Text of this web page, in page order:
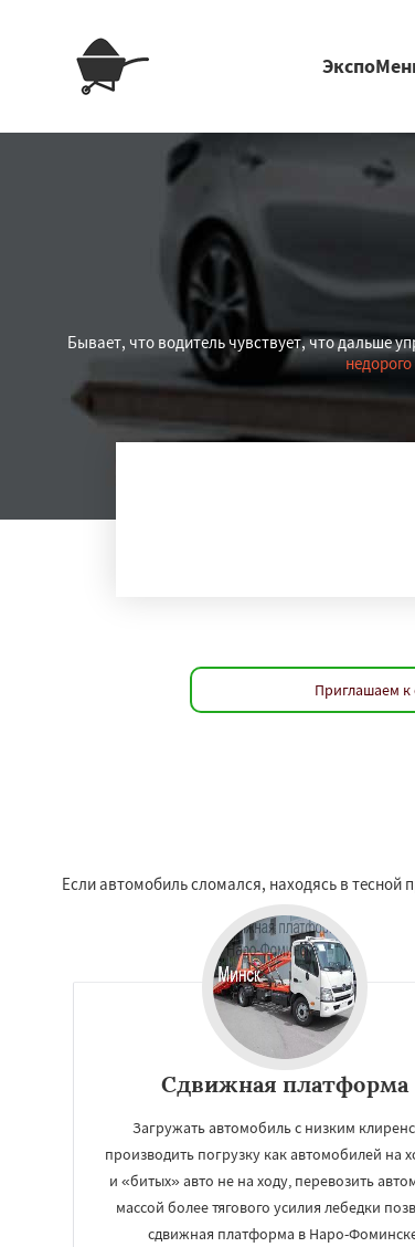
Бывает, что водитель чувствует, что дальше
недорого
Приглашаем к
Если автомобиль сломался, находясь в
Сдвижная платформа
Загружать автомобиль с низким
производить погрузку как автомобилей на
и «битых» авто не на ходу, перевозить
массой более тягового усилия лебедки
сдвижная платформа в Наро-